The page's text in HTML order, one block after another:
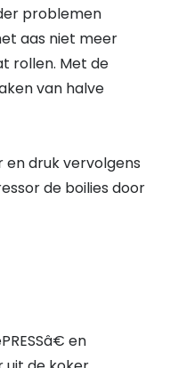
problemen
aas niet meer
rollen. Met de
van halve
en druk vervolgens
de boilies door
en